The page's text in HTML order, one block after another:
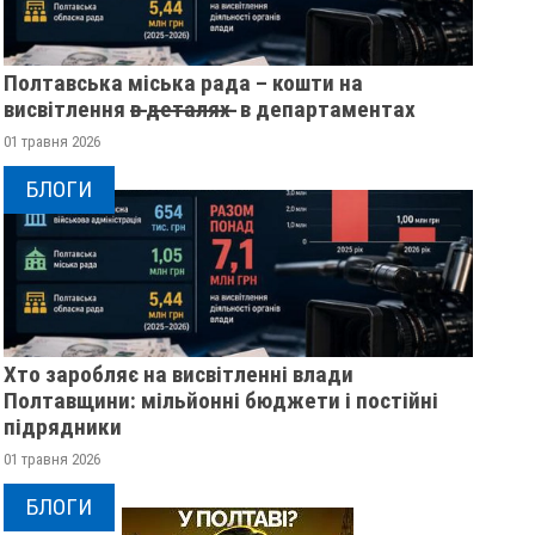
Полтавська міська рада – кошти на
висвітлення в̶ ̶д̶е̶т̶а̶л̶я̶х̶ ̶ в департаментах
01 травня 2026
БЛОГИ
Хто заробляє на висвітленні влади
Полтавщини: мільйонні бюджети і постійні
підрядники
01 травня 2026
БЛОГИ